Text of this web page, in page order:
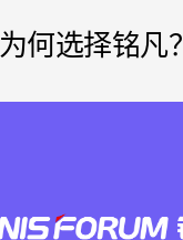
为何选择铭凡？